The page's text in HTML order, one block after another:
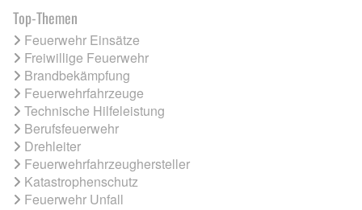
Top-Themen
Feuerwehr Einsätze
Freiwillige Feuerwehr
Brandbekämpfung
Feuerwehrfahrzeuge
Technische Hilfeleistung
Berufsfeuerwehr
Drehleiter
Feuerwehrfahrzeughersteller
Katastrophenschutz
Feuerwehr Unfall